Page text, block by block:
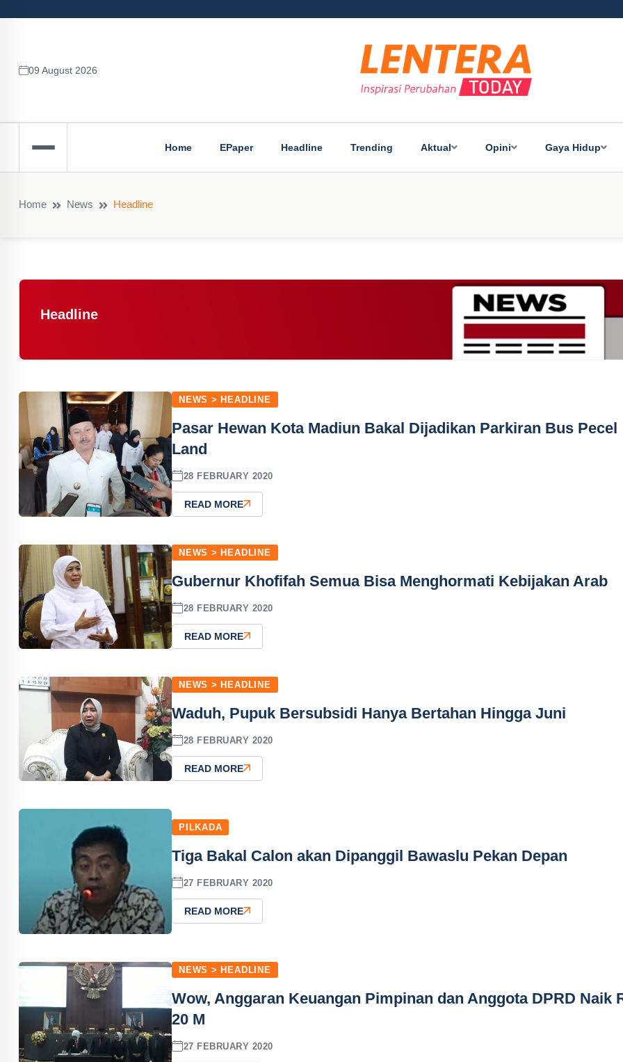
09 August 2026
Home EPaper Headline Trending Aktual Opini Gaya Hidup
Home News Headline
Headline
NEWS > HEADLINE
Pasar Hewan Kota Madiun Bakal Dijadikan Parkiran Bus Pecel
Land
28 FEBRUARY 2020
READ MORE
NEWS > HEADLINE
Gubernur Khofifah Semua Bisa Menghormati Kebijakan Arab
28 FEBRUARY 2020
READ MORE
NEWS > HEADLINE
Waduh, Pupuk Bersubsidi Hanya Bertahan Hingga Juni
28 FEBRUARY 2020
READ MORE
PILKADA
Tiga Bakal Calon akan Dipanggil Bawaslu Pekan Depan
27 FEBRUARY 2020
READ MORE
NEWS > HEADLINE
Wow, Anggaran Keuangan Pimpinan dan Anggota DPRD Naik
20 M
27 FEBRUARY 2020